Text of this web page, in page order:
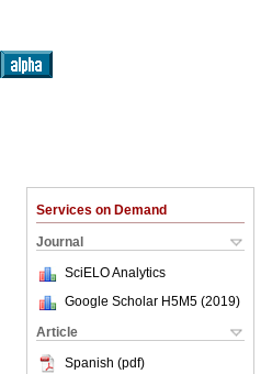
Services on Demand
Journal
SciELO Analytics
Google Scholar H5M5 (2019)
Article
Spanish (pdf)